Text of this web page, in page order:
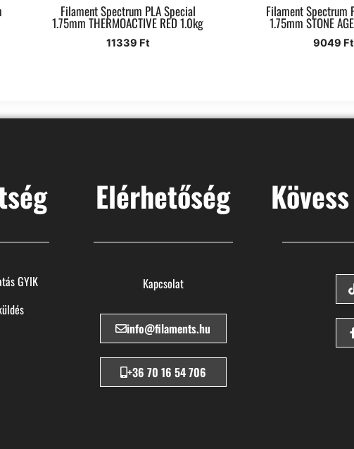
Filament Spectrum PLA Special
1.75mm THERMOACTIVE RED 1.0kg
11339 Ft
Filament Spectrum
1.75mm STONE
9049 Ft
GYIK
Elérhetőség
Kapcsolat
info@filaments.hu
+36 70 16 54 706